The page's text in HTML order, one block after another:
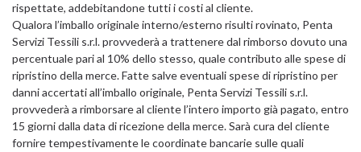
rispettate, addebitandone tutti i costi al cliente.
Qualora l’imballo originale interno/esterno risulti rovinato, Penta
Servizi Tessili s.r.l. provvederà a trattenere dal rimborso dovuto una
percentuale pari al 10% dello stesso, quale contributo alle spese di
ripristino della merce. Fatte salve eventuali spese di ripristino per
danni accertati all’imballo originale, Penta Servizi Tessili s.r.l.
provvederà a rimborsare al cliente l’intero importo già pagato, entro
15 giorni dalla data di ricezione della merce. Sarà cura del cliente
fornire tempestivamente le coordinate bancarie sulle quali